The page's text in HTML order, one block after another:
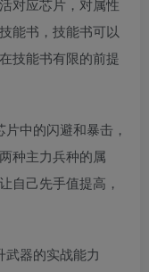
对应芯片，对属性
能书，技能书可以
技能书有限的前提
中的闪避和暴击，
种主力兵种的属
自己先手值提高，
器的实战能力